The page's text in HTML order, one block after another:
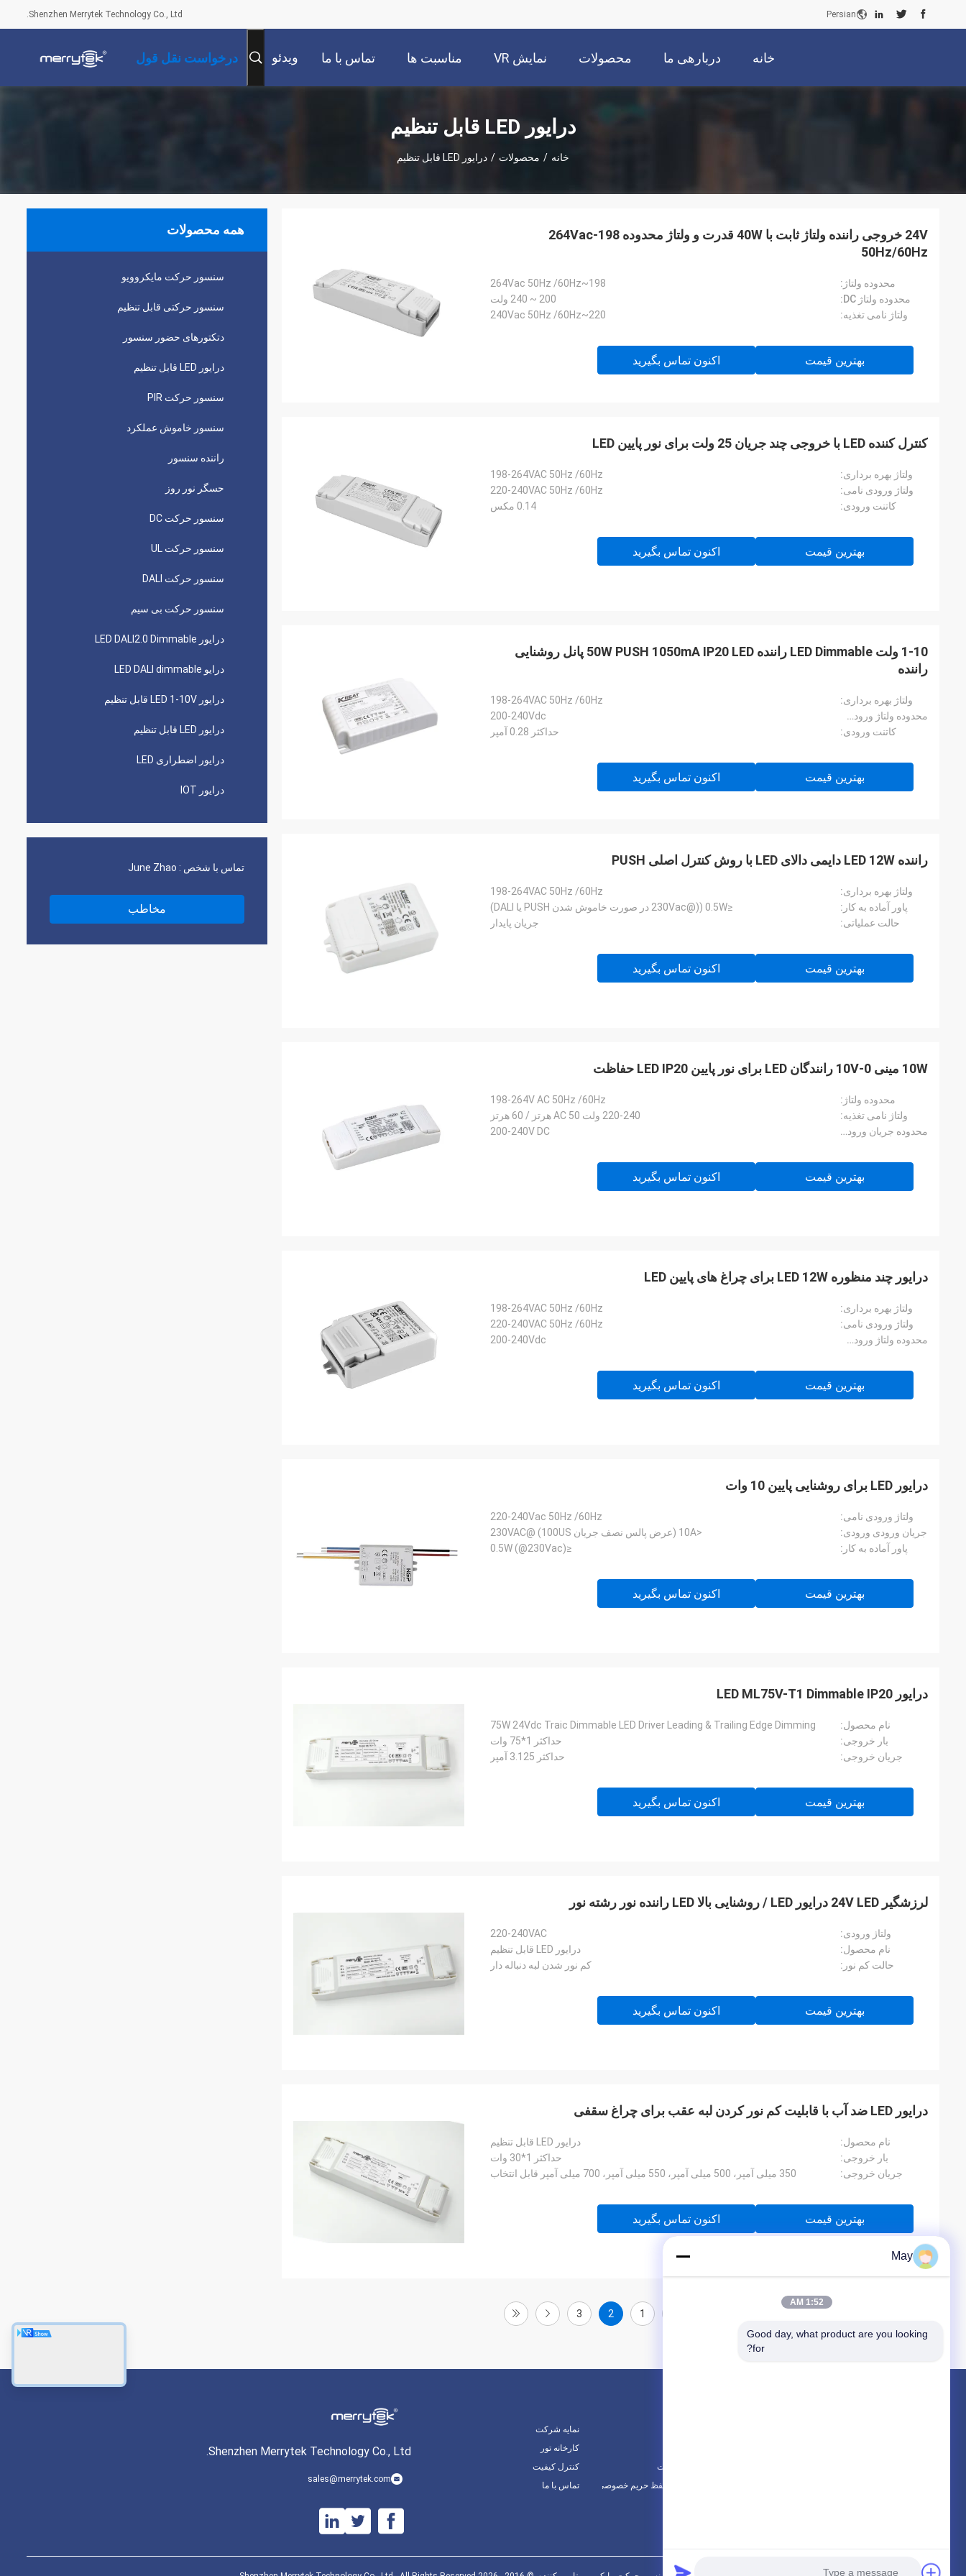
Shenzhen Merrytek Technology Co., Ltd. Persian
خانه دربارهی ما محصولات نمایش VR مناسبت ها تماس با ما ویدئو درخواست نقل قول
درایور LED قابل تنظیم
خانه / محصولات / درایور LED قابل تنظیم
همه محصولات
سنسور حرکت مایکروویو
سنسور حرکتی قابل تنظیم
دتکتورهای حضور سنسور
درایور LED قابل تنظیم
سنسور حرکت PIR
سنسور خاموش عملکرد
راننده سنسور
حسگر نور روز
سنسور حرکت DC
سنسور حرکت UL
سنسور حرکت DALI
سنسور حرکت بی سیم
درایور LED DALI2.0 Dimmable
درایو LED DALI dimmable
درایور LED 1-10V قابل تنظیم
درایور LED قابل تنظیم
درایور اضطراری LED
درایور IOT
تماس با شخص : June Zhao
مخاطب
24V خروجی راننده ولتاژ ثابت با 40W قدرت و ولتاژ محدوده 198-264Vac
50Hz/60Hz
محدوده ولتاژ:
198~264Vac 50Hz /60Hz
محدوده ولتاژ DC:
200 ~ 240 ولت
ولتاژ نامی تغذیه:
220~240Vac 50Hz /60Hz
بهترین قیمت اکنون تماس بگیرید
کنترل کننده LED با خروجی چند جریان 25 ولت برای نور پایین LED
ولتاژ بهره برداری:
198-264VAC 50Hz /60Hz
ولتاژ ورودی نامی:
220-240VAC 50Hz /60Hz
کاتنت ورودی:
0.14 مکس
بهترین قیمت اکنون تماس بگیرید
1-10 ولت LED Dimmable راننده 50W PUSH 1050mA IP20 LED پانل روشنایی
راننده
ولتاژ بهره برداری:
198-264VAC 50Hz /60Hz
محدوده ولتاژ ورودی DC:
200-240Vdc
کاتنت ورودی:
حداکثر 0.28 آمپر
بهترین قیمت اکنون تماس بگیرید
راننده LED 12W دایمی دالای LED با روش کنترل اصلی PUSH
ولتاژ بهره برداری:
198-264VAC 50Hz /60Hz
پاور آماده به کار:
≤0.5W ((@230Vac در صورت خاموش شدن PUSH یا DALI)
حالت عملیاتی:
جریان پایدار
بهترین قیمت اکنون تماس بگیرید
10W مینی 0-10V رانندگان LED برای نور پایین LED IP20 حفاظت
محدوده ولتاژ:
198-264V AC 50Hz /60Hz
ولتاژ نامی تغذیه:
220-240 ولت AC 50 هرتز / 60 هرتز
محدوده جریان ورودی DC:
200-240V DC
بهترین قیمت اکنون تماس بگیرید
درایور چند منظوره LED 12W برای چراغ های پایین LED
ولتاژ بهره برداری:
198-264VAC 50Hz /60Hz
ولتاژ ورودی نامی:
220-240VAC 50Hz /60Hz
محدوده ولتاژ ورودی DC:
200-240Vdc
بهترین قیمت اکنون تماس بگیرید
درایور LED برای روشنایی پایین 10 وات
ولتاژ ورودی نامی:
220-240Vac 50Hz /60Hz
جریان ورودی ورودی:
<10A (عرض پالس نصف جریان 100US) @230VAC
پاور آماده به کار:
≤0.5W (@230Vac)
بهترین قیمت اکنون تماس بگیرید
درایور LED ML75V-T1 Dimmable IP20
نام محصول:
75W 24Vdc Traic Dimmable LED Driver Leading & Trailing Edge Dimming
بار خروجی:
حداکثر 1*75 وات
جریان خروجی:
حداکثر 3.125 آمپر
بهترین قیمت اکنون تماس بگیرید
لرزشگیر 24V LED درایور LED / روشنایی بالا LED راننده نور رشته نور
ولتاژ ورودی:
220-240VAC
نام محصول:
درایور LED قابل تنظیم
حالت کم نور:
کم نور شدن لبه دنباله دار
بهترین قیمت اکنون تماس بگیرید
درایور LED ضد آب با قابلیت کم نور کردن لبه عقب برای چراغ سقفی
نام محصول:
درایور LED قابل تنظیم
بار خروجی:
حداکثر 1*30 وات
جریان خروجی:
350 میلی آمپر، 500 میلی آمپر، 550 میلی آمپر، 700 میلی آمپر قابل انتخاب
بهترین قیمت اکنون تماس بگیرید
1
2
3
Shenzhen Merrytek Technology Co., Ltd.
sales@merrytek.com
نمایه شرکت
کارخانه تور
کنترل کیفیت
تماس با ما
نقشه سایت
سیاست حفظ حریم خصوصی
May
1:52 AM
Good day, what product are you looking
for?